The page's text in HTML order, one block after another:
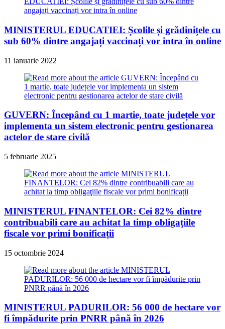
MINISTERUL EDUCATIEI: Școlile și grădinițele cu
sub 60% dintre angajați vaccinați vor intra în online
11 ianuarie 2022
GUVERN: Începând cu 1 martie, toate județele vor
implementa un sistem electronic pentru gestionarea
actelor de stare civilă
5 februarie 2025
MINISTERUL FINANTELOR: Cei 82% dintre
contribuabili care au achitat la timp obligaţiile
fiscale vor primi bonificații
15 octombrie 2024
MINISTERUL PADURILOR: 56 000 de hectare vor
fi împădurite prin PNRR până în 2026